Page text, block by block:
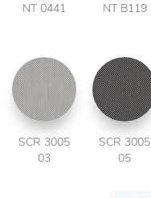
NT 0441 NT B119
SCR 3005
03
SCR 3005
05